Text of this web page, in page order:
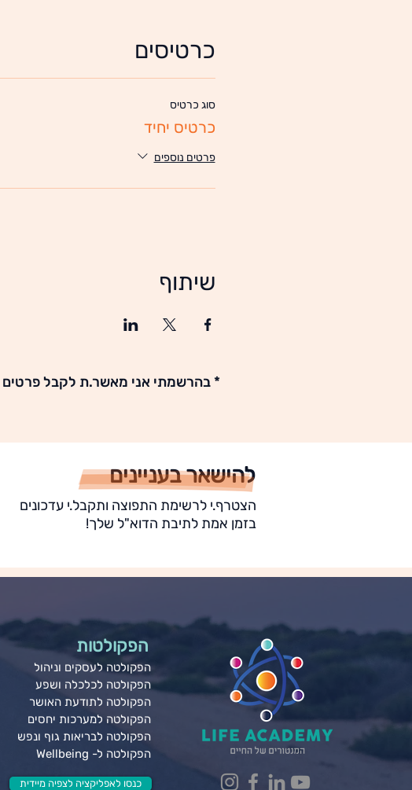
כרטיסים
סוג כרטיס
כרטיס יחיד
פרטים נוספים
שיתוף
* בהרשמתי אני מאשר.ת לקבל פרטים
הצטרף.י לרשימת התפוצה ותקבל.י עדכונים
בזמן אמת לתיבת הדוא"ל שלך!
להישאר בעניינים
הפקולטות
הפקולטה לעסקים וניהול
הפקולטה לכלכלה ושפע
הפקולטה לתודעת האושר
הפקולטה למערכות יחסים
הפקולטה לבריאות גוף ונפש
הפקולטה ל- Wellbeing
כנסו לאפליקציה לצפיה מיידית